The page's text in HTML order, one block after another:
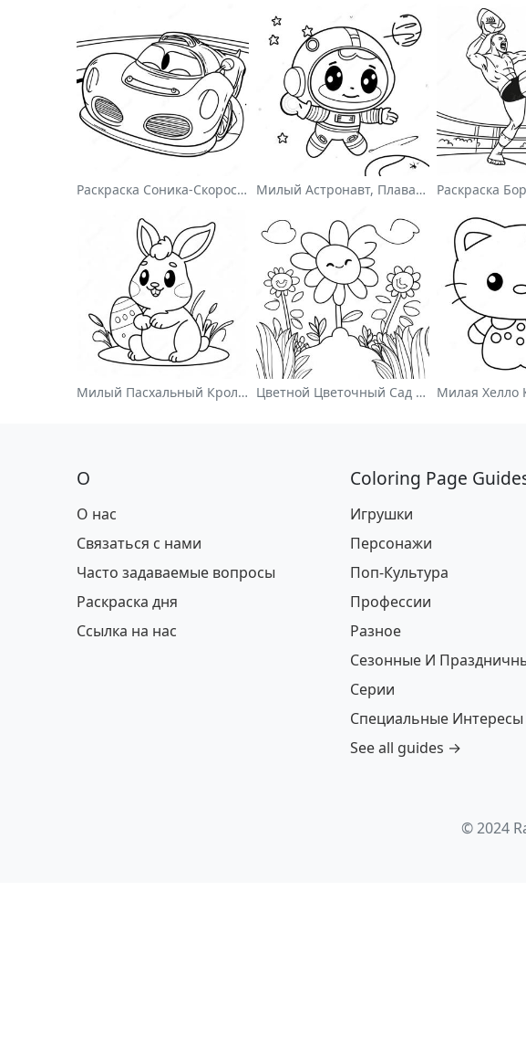
Раскраска Соника-Скоростного Гонщика Милый Астронавт, Плавающий В Космосе На Раскраске
Милый Пасхальный Кролик На Раскраске Цветной Цветочный Сад На Раскраске
О
О нас
Связаться с нами
Часто задаваемые вопросы
Раскраска дня
Ссылка на нас
Coloring Page
Игрушки
Персонажи
Поп-Культура
Профессии
Разное
Сезонные И
Серии
Специальные Интересы
See all guides →
© 2024